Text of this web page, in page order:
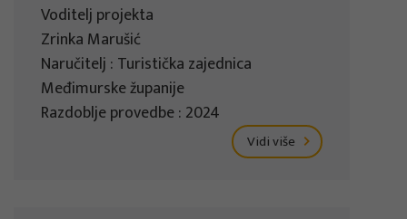
Voditelj projekta
Zrinka Marušić
Naručitelj : Turistička zajednica
Međimurske županije
Razdoblje provedbe : 2024
Vidi više